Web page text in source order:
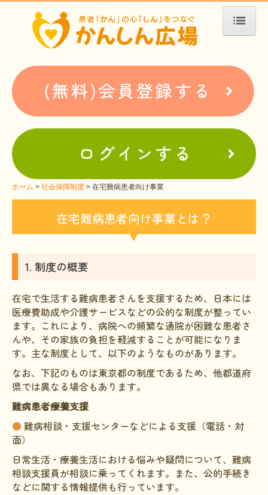
ホーム
患者会・支援団体紹介
疾患別検索
疾患分類検索
支援中ホームページ一例
患者会紹介
子どもに関するコラム
生活に関するコラム
就労に関するコラム
お金に関するコラム
難病の日
病気と生きる広場
インタビュー一覧
医療従事者へのインタビュー
患者さんとご家族へのインタビュー
ホーム 社会保障制度 在宅難病患者向け事業
在宅難病患者向け事業とは？
1. 制度の概要
在宅で生活する難病患者さんを支援するため、日本には
医療費助成や介護サービスなどの公的な制度が整ってい
ます。これにより、病院への頻繁な通院が困難な患者さ
んや、その家族の負担を軽減することが可能になりま
す。主な制度として、以下のようなものがあります。
なお、下記のものは東京都の制度であるため、他都道府
県では異なる場合もあります。
難病患者療養支援
● 難病相談・支援センターなどによる支援（電話・対
面）
日常生活・療養生活における悩みや疑問について、難病
相談支援員が相談に乗ってくれます。また、公的手続き
などに関する情報提供も行っています。